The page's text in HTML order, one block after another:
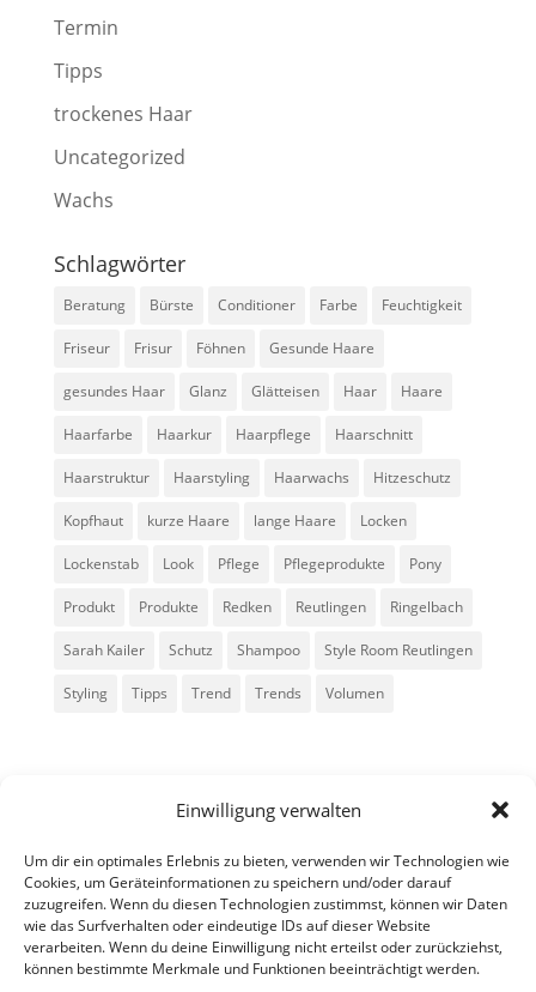
Einwilligung verwalten
Um dir ein optimales Erlebnis zu bieten, verwenden wir Technologien wie
Cookies, um Geräteinformationen zu speichern und/oder darauf
zuzugreifen. Wenn du diesen Technologien zustimmst, können wir Daten
wie das Surfverhalten oder eindeutige IDs auf dieser Website
verarbeiten. Wenn du deine Einwilligung nicht erteilst oder zurückziehst,
können bestimmte Merkmale und Funktionen beeinträchtigt werden.
Termin
Tipps
trockenes Haar
Uncategorized
Wachs
Schlagwörter
Beratung Bürste Conditioner Farbe Feuchtigkeit
Friseur Frisur Föhnen Gesunde Haare
gesundes Haar Glanz Glätteisen Haar Haare
Haarfarbe Haarkur Haarpflege Haarschnitt
Haarstruktur Haarstyling Haarwachs Hitzeschutz
Kopfhaut kurze Haare lange Haare Locken
Lockenstab Look Pflege Pflegeprodukte Pony
Produkt Produkte Redken Reutlingen Ringelbach
Sarah Kailer Schutz Shampoo Style Room Reutlingen
Styling Tipps Trend Trends Volumen
Alle Rechte vorbehalten - Sarah Kailer